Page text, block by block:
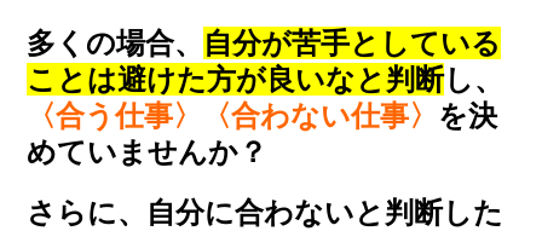
多くの場合、 自分が苦手としている
ことは避けた方が良いなと判断し、
〈合う仕事〉〈合わない仕事〉 を決
めていませんか？
さらに、自分に合わないと判断した